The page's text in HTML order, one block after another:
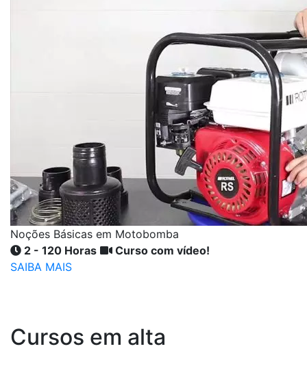
Noções Básicas em Motobomba
2 - 120 Horas
Curso com vídeo!
SAIBA MAIS
Cursos em alta